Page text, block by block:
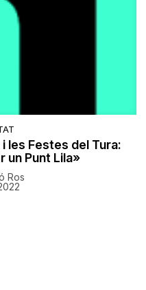
les Festes del Tura:
un Punt Lila»
Ros